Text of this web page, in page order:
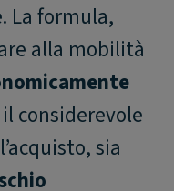
La formula,
alla mobilità
considerevole
sia